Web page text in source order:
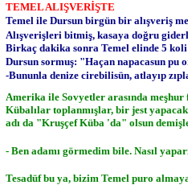
TEMEL ALIŞVERİŞTE
Temel ile Dursun birgün bir alışveriş
Alışverişleri bitmiş, kasaya doğru
Birkaç dakika sonra Temel elinde 5
Dursun sormuş: "Haçan napacasun pu
-Bununla denize cirebilisün, atlayıp
Amerika ile Sovyetler arasında
Kübalılar toplanmışlar, bir jest
adı da "Kruşçef Küba 'da" olsun
- Ben adamı görmedim bile. Nasıl
Tesadüf bu ya, bizim Temel puro